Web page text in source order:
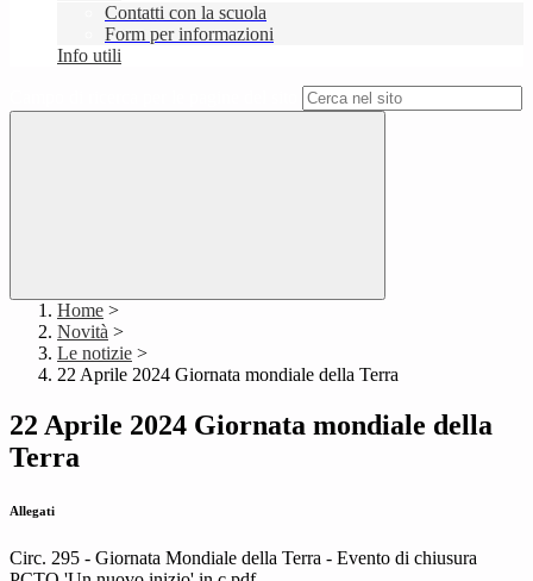
Contatti con la scuola
Form per informazioni
Info utili
Home >
Novità >
Le notizie >
22 Aprile 2024 Giornata mondiale della Terra
22 Aprile 2024 Giornata mondiale della
Terra
Allegati
Circ. 295 - Giornata Mondiale della Terra - Evento di chiusura